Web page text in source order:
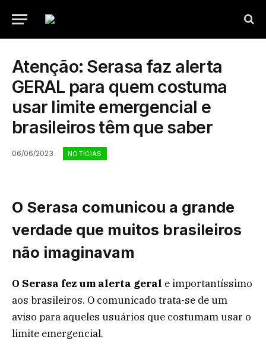
Atenção: Serasa faz alerta
GERAL para quem costuma
usar limite emergencial e
brasileiros têm que saber
06/06/2023 NOTÍCIAS
O Serasa comunicou a grande
verdade que muitos brasileiros
não imaginavam
O Serasa fez um alerta geral e importantíssimo
aos brasileiros. O comunicado trata-se de um
aviso para aqueles usuários que costumam usar o
limite emergencial.